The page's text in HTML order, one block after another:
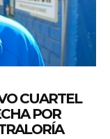
CUARTEL
POR